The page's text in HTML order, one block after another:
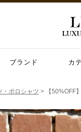
ブランド カ
・ポロシャツ 【50%OFF